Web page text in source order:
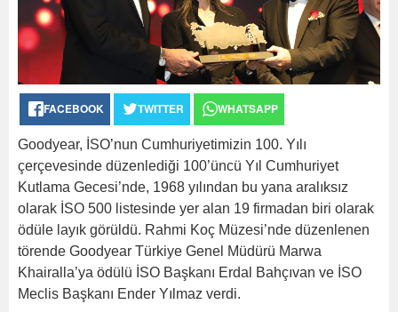
FACEBOOK TWITTER WHATSAPP
Goodyear, İSO’nun Cumhuriyetimizin 100. Yılı
çerçevesinde düzenlediği 100’üncü Yıl Cumhuriyet
Kutlama Gecesi’nde, 1968 yılından bu yana aralıksız
olarak İSO 500 listesinde yer alan 19 firmadan biri olarak
ödüle layık görüldü. Rahmi Koç Müzesi’nde düzenlenen
törende Goodyear Türkiye Genel Müdürü Marwa
Khairalla’ya ödülü İSO Başkanı Erdal Bahçıvan ve İSO
Meclis Başkanı Ender Yılmaz verdi.